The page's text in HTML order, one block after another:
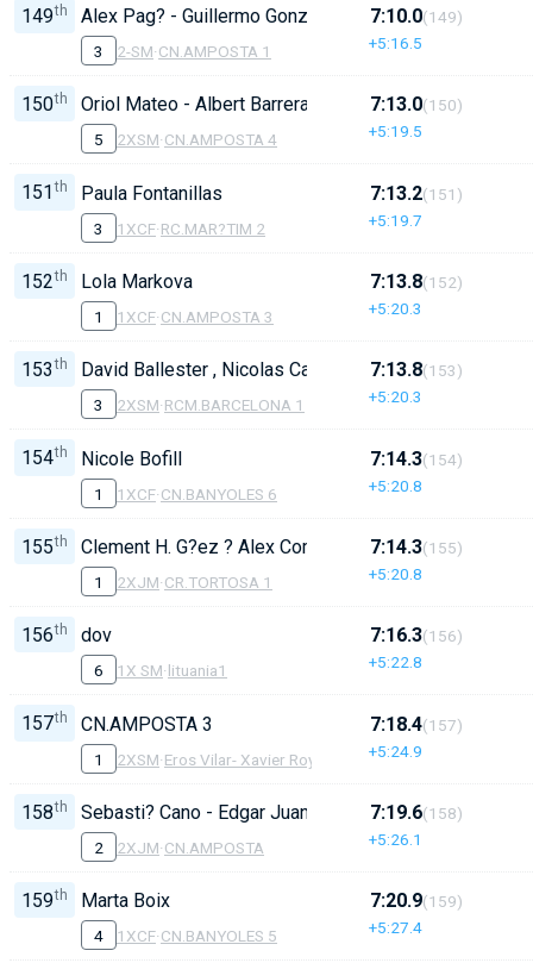
149th Alex Pag? - Guillermo Gonzalez
3 2-SM·CN.AMPOSTA 1
7:10.0
+5:16.5
(149)
150th Oriol Mateo - Albert Barrera
5 2XSM·CN.AMPOSTA 4
7:13.0
+5:19.5
(150)
151 th Paula Fontanillas
3 1XCF·RC.MAR?TIM 2
7:13.2
+5:19.7
(151)
152th Lola Markova
1 1XCF·CN.AMPOSTA 3
7:13.8
+5:20.3
(152)
153 th David Ballester , Nicolas Cardona
3 2XSM·RCM.BARCELONA 1
7:13.8
+5:20.3
(153)
154th Nicole Bofill
1 1XCF·CN.BANYOLES 6
7:14.3
+5:20.8
(154)
155th Clement H. G?ez ? Alex Combalia
1 2XJM·CR.TORTOSA 1
7:14.3
+5:20.8
(155)
156th dov
6 1X SM·lituania1
7:16.3
+5:22.8
(156)
157th CN.AMPOSTA 3
1 2XSM·Eros Vilar- Xavier Royo
7:18.4
+5:24.9
(157)
158th Sebasti? Cano - Edgar Juan
2 2XJM·CN.AMPOSTA
7:19.6
+5:26.1
(158)
159th Marta Boix
4 1XCF·CN.BANYOLES 5
7:20.9
+5:27.4
(159)